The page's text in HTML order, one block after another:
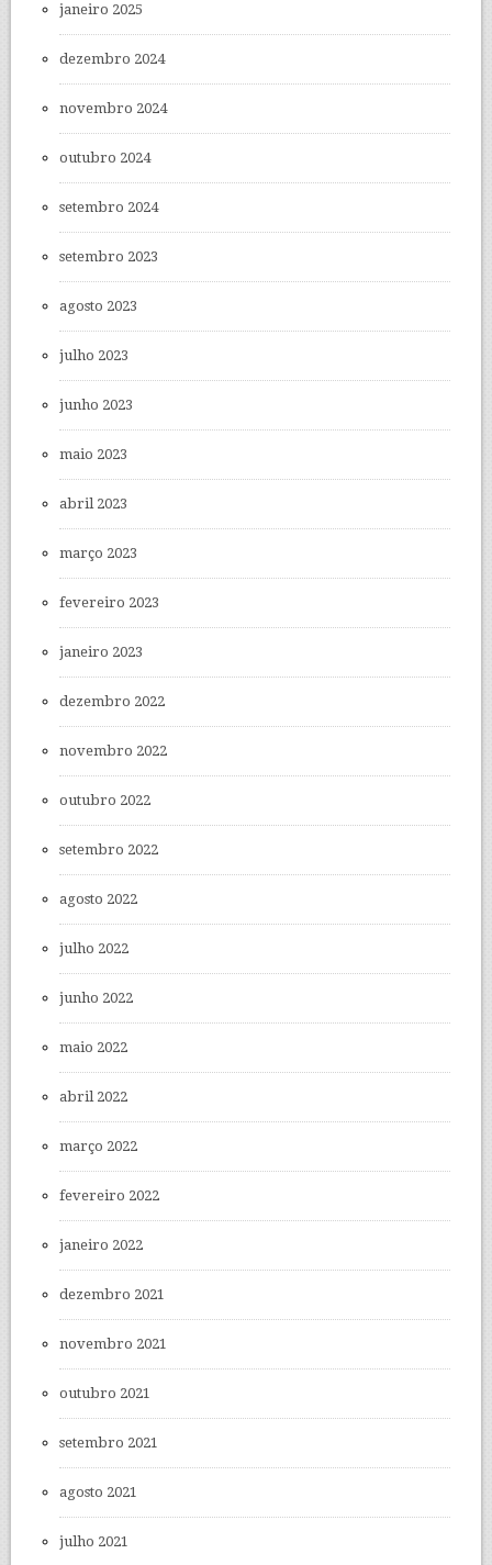
janeiro 2025
dezembro 2024
novembro 2024
outubro 2024
setembro 2024
setembro 2023
agosto 2023
julho 2023
junho 2023
maio 2023
abril 2023
março 2023
fevereiro 2023
janeiro 2023
dezembro 2022
novembro 2022
outubro 2022
setembro 2022
agosto 2022
julho 2022
junho 2022
maio 2022
abril 2022
março 2022
fevereiro 2022
janeiro 2022
dezembro 2021
novembro 2021
outubro 2021
setembro 2021
agosto 2021
julho 2021